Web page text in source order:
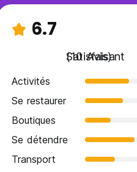
6.7
Satisfaisant
(10 Avis)
Activités
Se restaurer
Boutiques
Se détendre
Transport